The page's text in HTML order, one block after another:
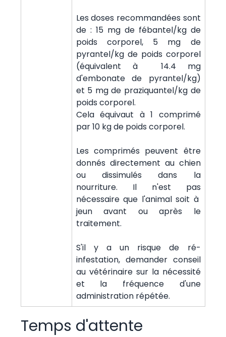
Les doses recommandées sont
de : 15 mg de fébantel/kg de
poids corporel, 5 mg de
pyrantel/kg de poids corporel
(équivalent à 14.4 mg
d'embonate de pyrantel/kg)
et 5 mg de praziquantel/kg de
poids corporel.
Cela équivaut à 1 comprimé
par 10 kg de poids corporel.
Les comprimés peuvent être
donnés directement au chien
ou dissimulés dans la
nourriture. Il n'est pas
nécessaire que l'animal soit à
jeun avant ou après le
traitement.
S'il y a un risque de ré-
infestation, demander conseil
au vétérinaire sur la nécessité
et la fréquence d'une
administration répétée.
Temps d'attente